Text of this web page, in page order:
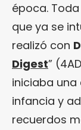
época.
que ya se
realizó con
Digest”
iniciaba una
infancia y
recuerdos